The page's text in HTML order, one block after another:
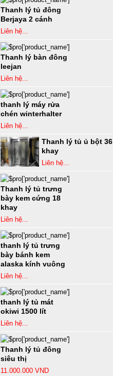
Thanh lý tủ đông
Berjaya 2 cánh
Liên hệ...
Thanh lý bàn đông
leejan
Liên hệ...
thanh lý máy rửa
chén winterhalter
Liên hệ...
Thanh lý tủ ủ bột 36
khay
Liên hệ...
Thanh lý tủ trưng
bày kem cứng 18
khay
Liên hệ...
thanh lý tủ trưng
bày bánh kem
alaska kính vuông
Liên hệ...
thanh lý tủ mát
okiwi 1500 lít
Liên hệ...
Thanh lý tủ đông
siêu thị
11.000.000 VND